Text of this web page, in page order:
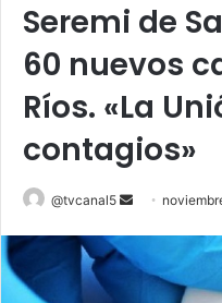
Seremi de
60 nuevos
Ríos. «La
contagios»
@tvcanal5
Send